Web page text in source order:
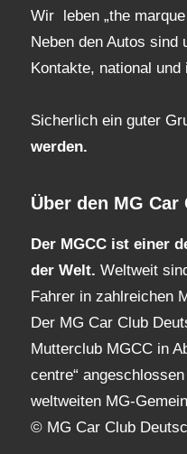
Wir leben „the
Neben den Autos sind
Kontakte, national
Sicherlich ein guter
werden.
Über den MG Car
Der MGCC ist einer
der Welt. Weltweit
Fahrer in zahlreichen
Der MG Car Club
Mutterclub MGCC in
centre“
weltweiten MG-
© MG Car Club